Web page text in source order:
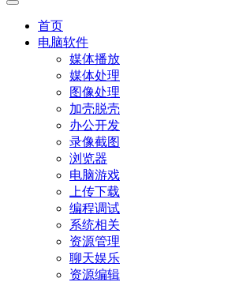
首页
电脑软件
媒体播放
媒体处理
图像处理
加壳脱壳
办公开发
录像截图
浏览器
电脑游戏
上传下载
编程调试
系统相关
资源管理
聊天娱乐
资源编辑